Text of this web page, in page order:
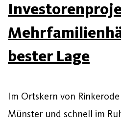
bester Lage
Im Ortskern von
Münster und schnell im